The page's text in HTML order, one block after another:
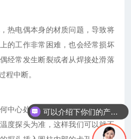
热电偶本身的材质问题，导致将
的工作非常困难，也会经常损坏
经常发生断裂或者从焊接处滑落
程中断。
中心处，向圆柱体打孔，孔的大
度探头为准，这样我们可以就不
可以介绍下你们的产品么